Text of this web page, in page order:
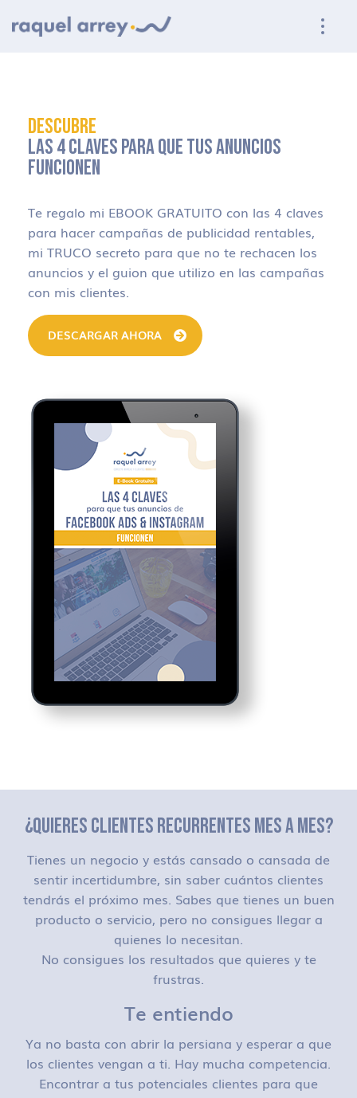
DESCUBRE
LAS 4 CLAVES PARA QUE TUS ANUNCIOS
FUNCIONEN
Te regalo mi EBOOK GRATUITO con las 4 claves
para hacer campañas de publicidad rentables,
mi TRUCO secreto para que no te rechacen los
anuncios y el guion que utilizo en las campañas
con mis clientes.
DESCARGAR AHORA
¿QUIERES CLIENTES RECURRENTES MES A MES?
Tienes un negocio y estás cansado o cansada de
sentir incertidumbre, sin saber cuántos clientes
tendrás el próximo mes. Sabes que tienes un buen
producto o servicio, pero no consigues llegar a
quienes lo necesitan.
No consigues los resultados que quieres y te
frustras.
Te entiendo
Ya no basta con abrir la persiana y esperar a que
los clientes vengan a ti. Hay mucha competencia.
Encontrar a tus potenciales clientes para que